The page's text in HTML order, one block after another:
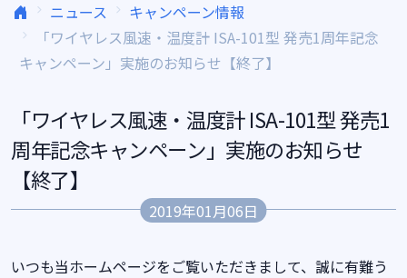
ニュース
キャンペーン情報
「ワイヤレス風速・温度計 ISA-101型 発売1周年記念
キャンペーン」実施のお知らせ【終了】
「ワイヤレス風速・温度計 ISA-101型 発売1
周年記念キャンペーン」実施のお知らせ
【終了】
2019年01月06日
いつも当ホームページをご覧いただきまして、誠に有難う